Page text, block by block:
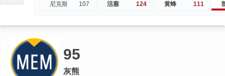
尼克斯
107
活塞
124
黄蜂
111
95
灰熊